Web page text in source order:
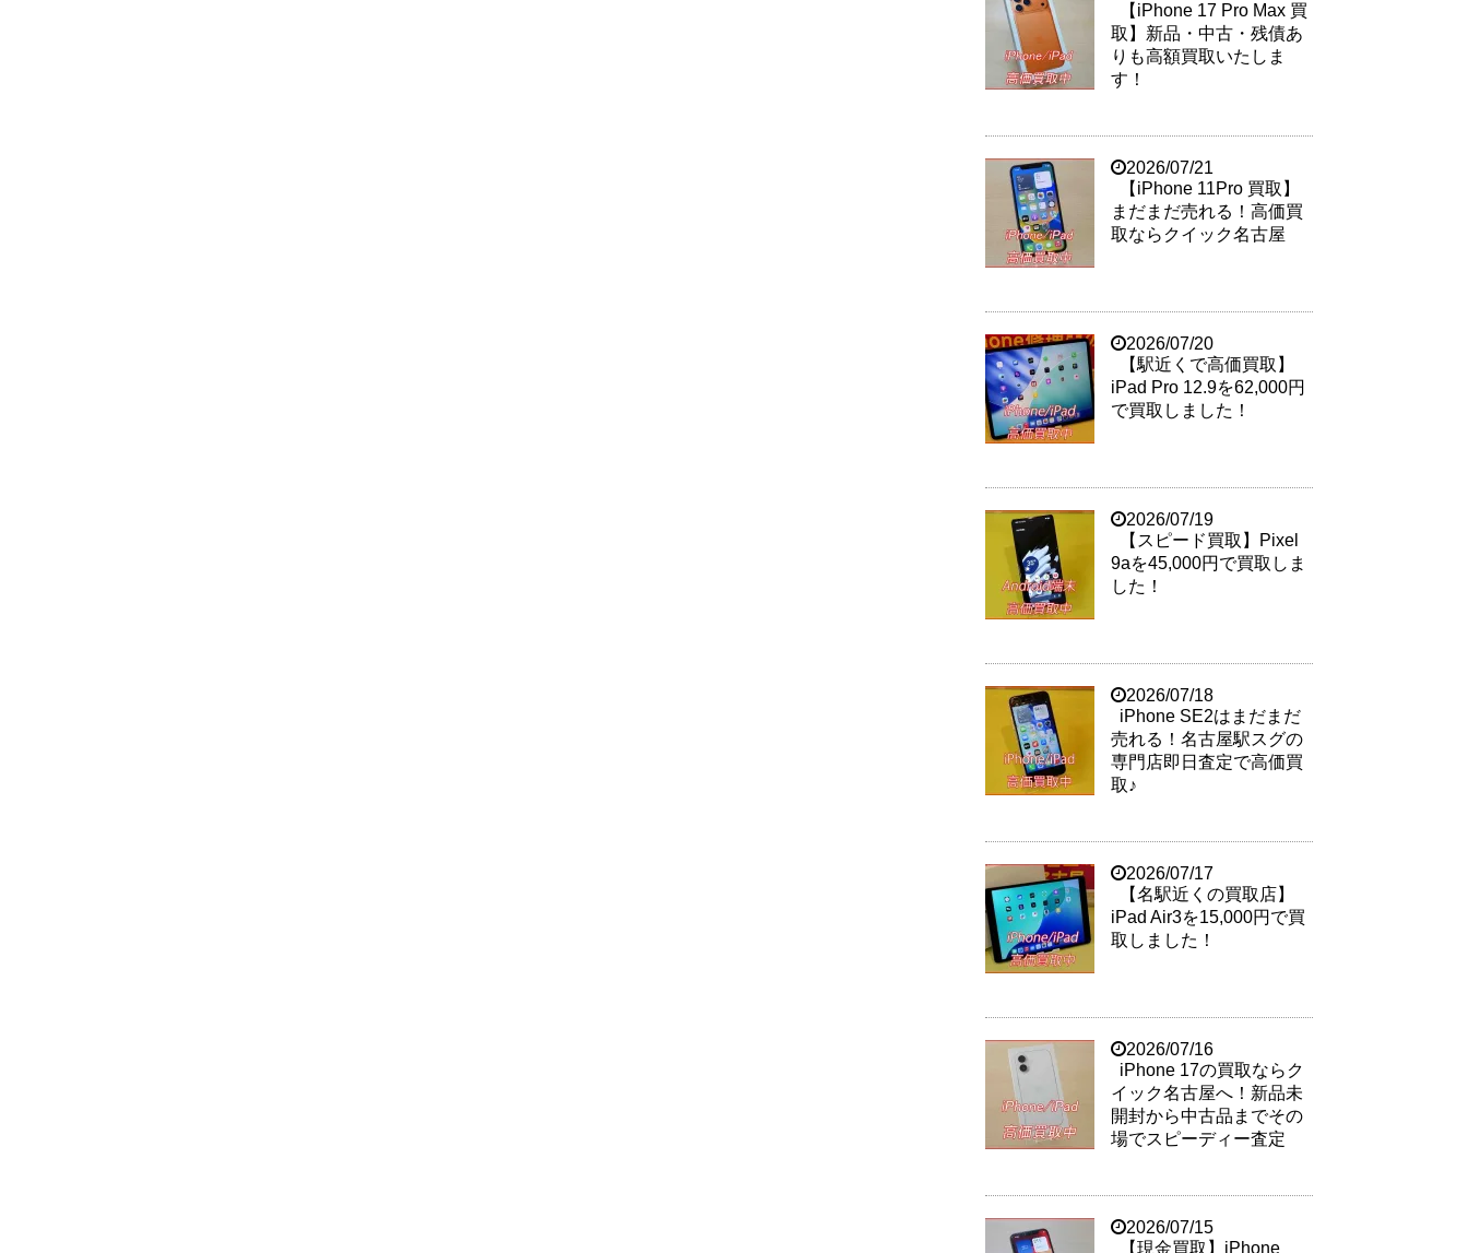
【iPhone 17 Pro Max 買
取】新品・中古・残債あ
りも高額買取いたしま
す！
2026/07/21
【iPhone 11Pro 買取】
まだまだ売れる！高価買
取ならクイック名古屋
2026/07/20
【駅近くで高価買取】
iPad Pro 12.9を62,000円
で買取しました！
2026/07/19
【スピード買取】Pixel
9aを45,000円で買取しま
した！
2026/07/18
iPhone SE2はまだまだ
売れる！名古屋駅スグの
専門店即日査定で高価買
取♪
2026/07/17
【名駅近くの買取店】
iPad Air3を15,000円で買
取しました！
2026/07/16
iPhone 17の買取ならク
イック名古屋へ！新品未
開封から中古品までその
場でスピーディー査定
2026/07/15
【現金買取】iPhone